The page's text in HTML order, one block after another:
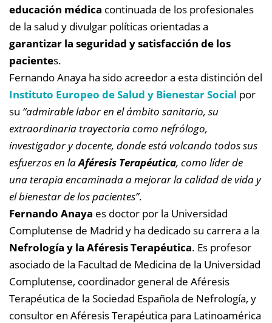
educación médica continuada de los profesionales
de la salud y divulgar políticas orientadas a
garantizar la seguridad y satisfacción de los
pacientes.
Fernando Anaya ha sido acreedor a esta distinción del
Instituto Europeo de Salud y Bienestar Social por
su “admirable labor en el ámbito sanitario, su
extraordinaria trayectoria como nefrólogo,
investigador y docente, donde está volcando todos sus
esfuerzos en laAféresis Terapéutica, como líder de
una terapia encaminada a mejorar la calidad de vida y
el bienestar de los pacientes”.
Fernando Anaya es doctor por la Universidad
Complutense de Madrid y ha dedicado su carrera a la
Nefrología y la Aféresis Terapéutica. Es profesor
asociado de la Facultad de Medicina de la Universidad
Complutense, coordinador general de Aféresis
Terapéutica de la Sociedad Española de Nefrología, y
consultor en Aféresis Terapéutica para Latinoamérica